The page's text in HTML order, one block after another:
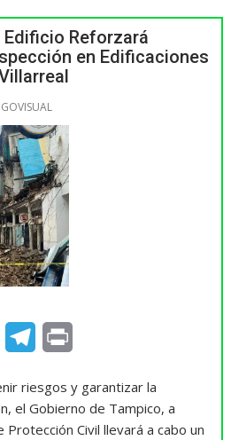
Reforzará
en Edificaciones
l
e
i
n
riesgos y garantizar la
el Gobierno de Tampico, a
Civil llevará a cabo un